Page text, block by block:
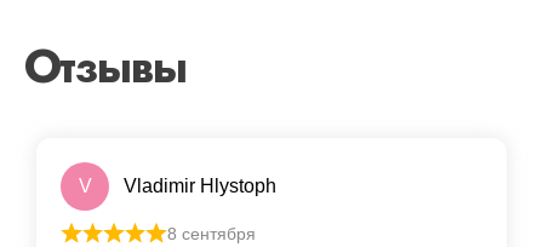
Отзывы
V Vladimir Hlystoph
8 сентября